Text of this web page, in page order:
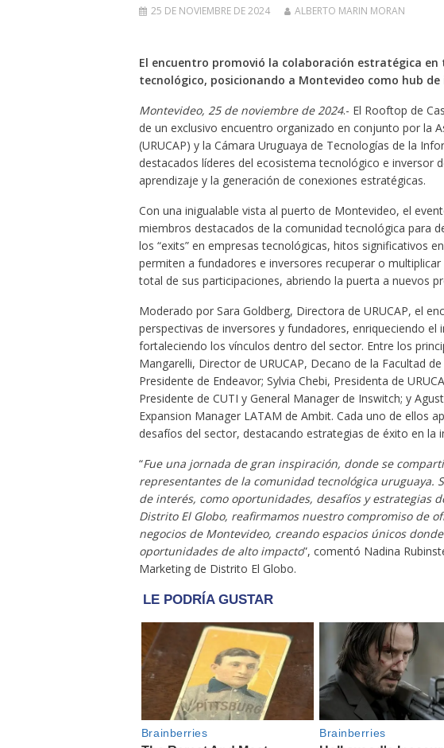
25 DE NOVIEMBRE DE 2024 ALBERTO MARIN MORAN
El encuentro promovió la colaboración estratégica
tecnológico, posicionando a Montevideo como hub de
Montevideo, 25 de noviembre de 2024.- El Rooftop de
de un exclusivo encuentro organizado en conjunto por la
(URUCAP) y la Cámara Uruguaya de Tecnologías de la
destacados líderes del ecosistema tecnológico e inversor
aprendizaje y la generación de conexiones estratégicas.
Con una inigualable vista al puerto de Montevideo, el
miembros destacados de la comunidad tecnológica para
los “exits” en empresas tecnológicas, hitos significativos
permiten a fundadores e inversores recuperar o
total de sus participaciones, abriendo la puerta a nuevos
Moderado por Sara Goldberg, Directora de URUCAP, el
perspectivas de inversores y fundadores, enriqueciendo
fortaleciendo los vínculos dentro del sector. Entre los
Mangarelli, Director de URUCAP, Decano de la Facultad
Presidente de Endeavor; Sylvia Chebi, Presidenta de
Presidente de CUTI y General Manager de Inswitch; y
Expansion Manager LATAM de Ambit. Cada uno de ellos
desafíos del sector, destacando estrategias de éxito en la
“Fue una jornada de gran inspiración, donde se
representantes de la comunidad tecnológica uruguaya.
de interés, como oportunidades, desafíos y estrategias
Distrito El Globo, reafirmamos nuestro compromiso de
negocios de Montevideo, creando espacios únicos
oportunidades de alto impacto”, comentó Nadina
Marketing de Distrito El Globo.